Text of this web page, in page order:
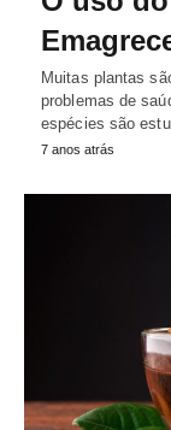
Muitas plantas
problemas de
espécies são
7 anos atrás